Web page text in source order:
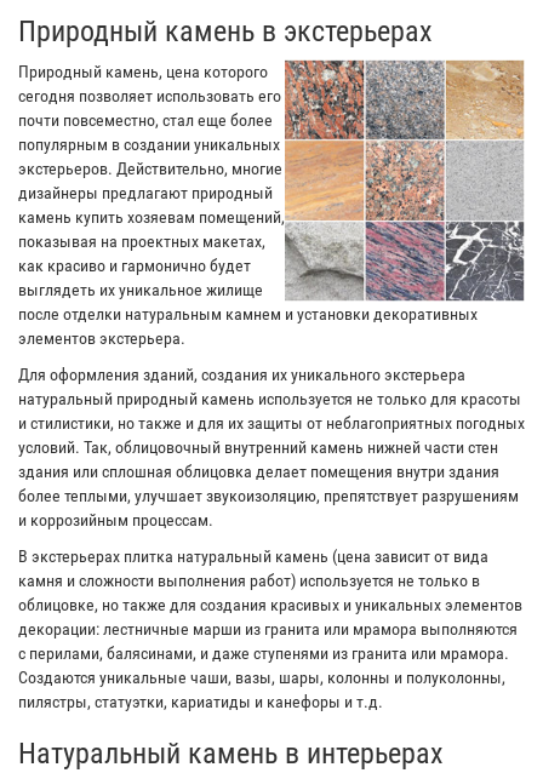
Природный камень в экстерьерах
Природный камень, цена которого
сегодня позволяет использовать его
почти повсеместно, стал еще более
популярным в создании уникальных
экстерьеров. Действительно, многие
дизайнеры предлагают природный
камень купить хозяевам помещений,
показывая на проектных макетах,
как красиво и гармонично будет
выглядеть их уникальное жилище
после отделки натуральным камнем и установки декоративных
элементов экстерьера.
Для оформления зданий, создания их уникального экстерьера
натуральный природный камень используется не только для красоты
и стилистики, но также и для их защиты от неблагоприятных погодных
условий. Так, облицовочный внутренний камень нижней части стен
здания или сплошная облицовка делает помещения внутри здания
более теплыми, улучшает звукоизоляцию, препятствует разрушениям
и коррозийным процессам.
В экстерьерах плитка натуральный камень (цена зависит от вида
камня и сложности выполнения работ) используется не только в
облицовке, но также для создания красивых и уникальных элементов
декорации: лестничные марши из гранита или мрамора выполняются
с перилами, балясинами, и даже ступенями из гранита или мрамора.
Создаются уникальные чаши, вазы, шары, колонны и полуколонны,
пилястры, статуэтки, кариатиды и канефоры и т.д.
Натуральный камень в интерьерах